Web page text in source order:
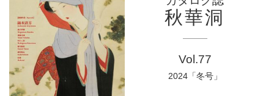
秋華洞
Vol.77
2024「冬号」